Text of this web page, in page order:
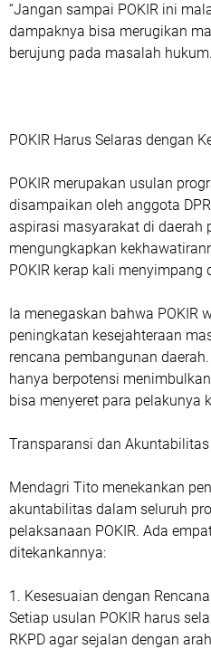
“Jangan sampai POKIR ini
dampaknya bisa merugikan
berujung pada masalah
POKIR Harus Selaras dengan
POKIR merupakan usulan
disampaikan oleh anggota
aspirasi masyarakat di daerah
mengungkapkan
POKIR kerap kali menyimpang
Ia menegaskan bahwa POKIR
peningkatan kesejahteraan
rencana pembangunan
hanya berpotensi
bisa menyeret para pelakunya
Transparansi dan
Mendagri Tito menekankan
akuntabilitas dalam seluruh
pelaksanaan POKIR. Ada
ditekankannya:
1. Kesesuaian dengan
Setiap usulan POKIR harus
RKPD agar sejalan dengan